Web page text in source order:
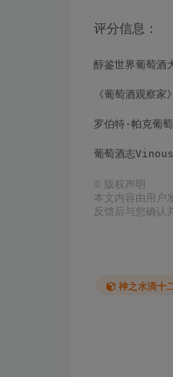
评分信息：
醇鉴世界葡萄
《葡萄酒观察
罗伯特·帕克
葡萄酒志
© 版权声明
本文内容由用户
反馈后与您确认
神之水滴十